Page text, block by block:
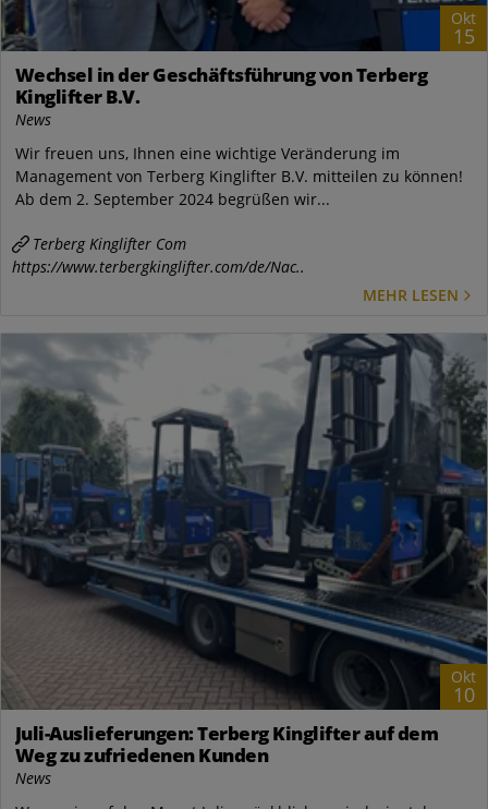
Okt
15
Wechsel in der Geschäftsführung von Terberg
Kinglifter B.V.
News
Wir freuen uns, Ihnen eine wichtige Veränderung im
Management von Terberg Kinglifter B.V. mitteilen zu können!
Ab dem 2. September 2024 begrüßen wir...
Terberg Kinglifter Com
https://www.terbergkinglifter.com/de/Nac..
MEHR LESEN
Okt
10
Juli-Auslieferungen: Terberg Kinglifter auf dem
Weg zu zufriedenen Kunden
News